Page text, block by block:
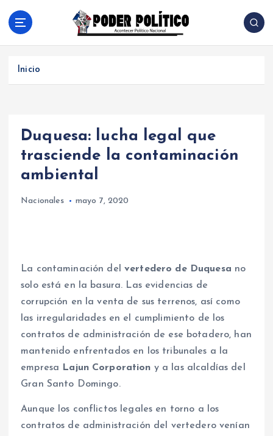
Acontecer Politico Nacional
Inicio
Duquesa: lucha legal que
trasciende la contaminación
ambiental
Nacionales mayo 7, 2020
La contaminación del vertedero de Duquesa no
solo está en la basura. Las evidencias de
corrupción en la venta de sus terrenos, así como
las irregularidades en el cumplimiento de los
contratos de administración de ese botadero, han
mantenido enfrentados en los tribunales a la
empresa Lajun Corporation y a las alcaldías del
Gran Santo Domingo.
Aunque los conflictos legales en torno a los
contratos de administración del vertedero venían